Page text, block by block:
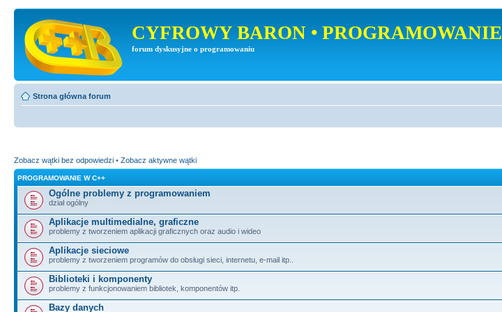
CYFROWY BARON • PROGRAMOWANIE
forum dyskusyjne o programowaniu
Strona główna forum
Zobacz wątki bez odpowiedzi • Zobacz aktywne wątki
PROGRAMOWANIE W C++
Ogólne problemy z programowaniem
dział ogólny
Aplikacje multimedialne, graficzne
problemy z tworzeniem aplikacji graficznych oraz audio i wideo
Aplikacje sieciowe
problemy z tworzeniem programów do obsługi sieci, internetu, e-mail itp..
Biblioteki i komponenty
problemy z funkcjonowaniem bibliotek, komponentów itp.
Bazy danych